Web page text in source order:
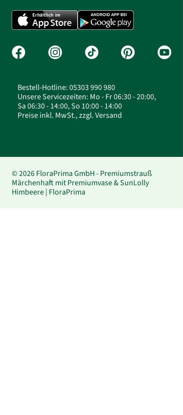
Bestell-Hotline: 05303 990 980
Unsere Servicezeiten: Mo - Fr 06:30 - 20:00,
Sa 06:30 - 14:00, So 10:00 - 14:00
Preise inkl. MwSt., zzgl. Versand
© 2026 FloraPrima GmbH - Premiumstrauß
Märchenhaft mit Premiumvase & SunLolly
Himbeere | FloraPrima